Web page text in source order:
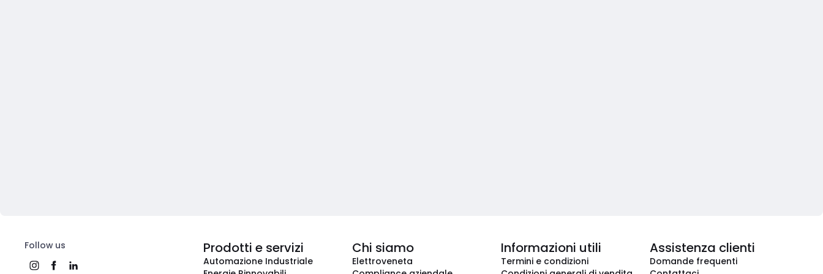
Follow us Prodotti e servizi
Automazione Industriale
Chi siamo
Elettroveneta
Informazioni utili
Termini e condizioni
Assistenza clienti
Domande frequenti